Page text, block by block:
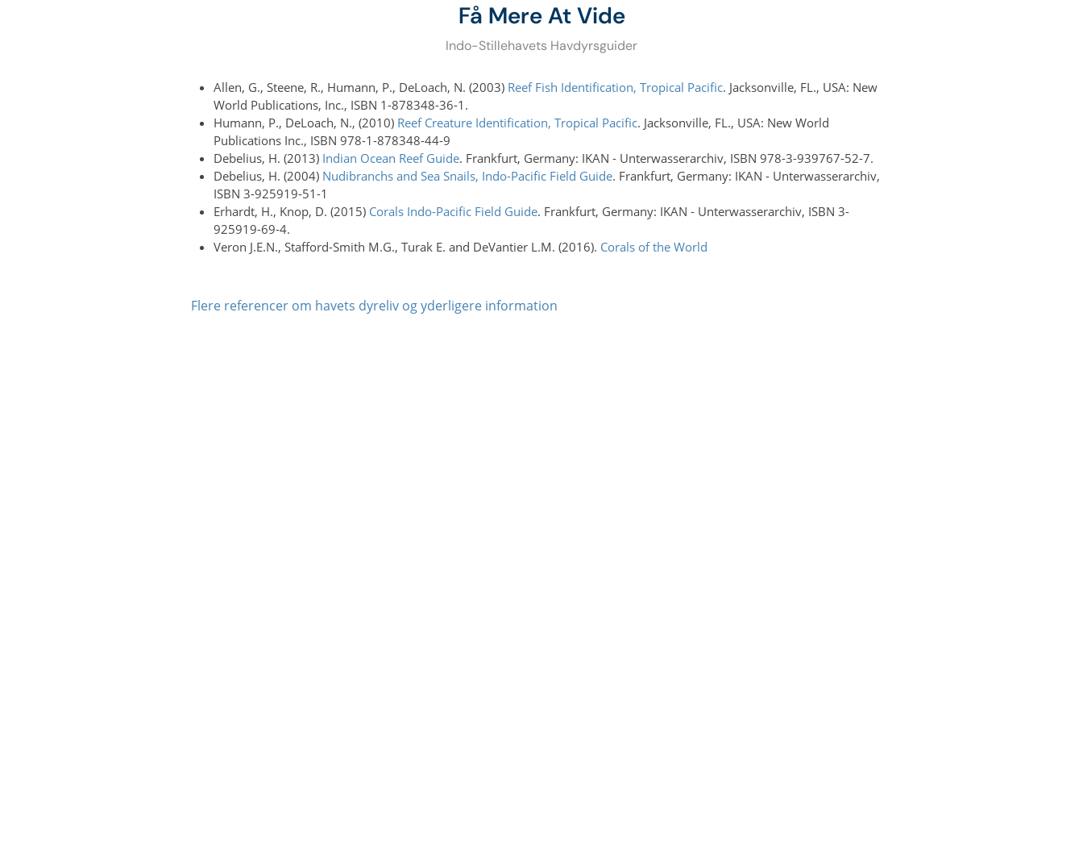
Få Mere At Vide
Indo-Stillehavets Havdyrsguider
Allen, G., Steene, R., Humann, P., DeLoach, N. (2003) Reef Fish Identification, Tropical Pacific. Jacksonville, FL., USA: New
World Publications, Inc., ISBN 1-878348-36-1.
Humann, P., DeLoach, N., (2010) Reef Creature Identification, Tropical Pacific. Jacksonville, FL., USA: New World
Publications Inc., ISBN 978-1-878348-44-9
Debelius, H. (2013) Indian Ocean Reef Guide. Frankfurt, Germany: IKAN - Unterwasserarchiv, ISBN 978-3-939767-52-7.
Debelius, H. (2004) Nudibranchs and Sea Snails, Indo-Pacific Field Guide. Frankfurt, Germany: IKAN - Unterwasserarchiv,
ISBN 3-925919-51-1
Erhardt, H., Knop, D. (2015) Corals Indo-Pacific Field Guide. Frankfurt, Germany: IKAN - Unterwasserarchiv, ISBN 3-
925919-69-4.
Veron J.E.N., Stafford-Smith M.G., Turak E. and DeVantier L.M. (2016). Corals of the World
Flere referencer om havets dyreliv og yderligere information